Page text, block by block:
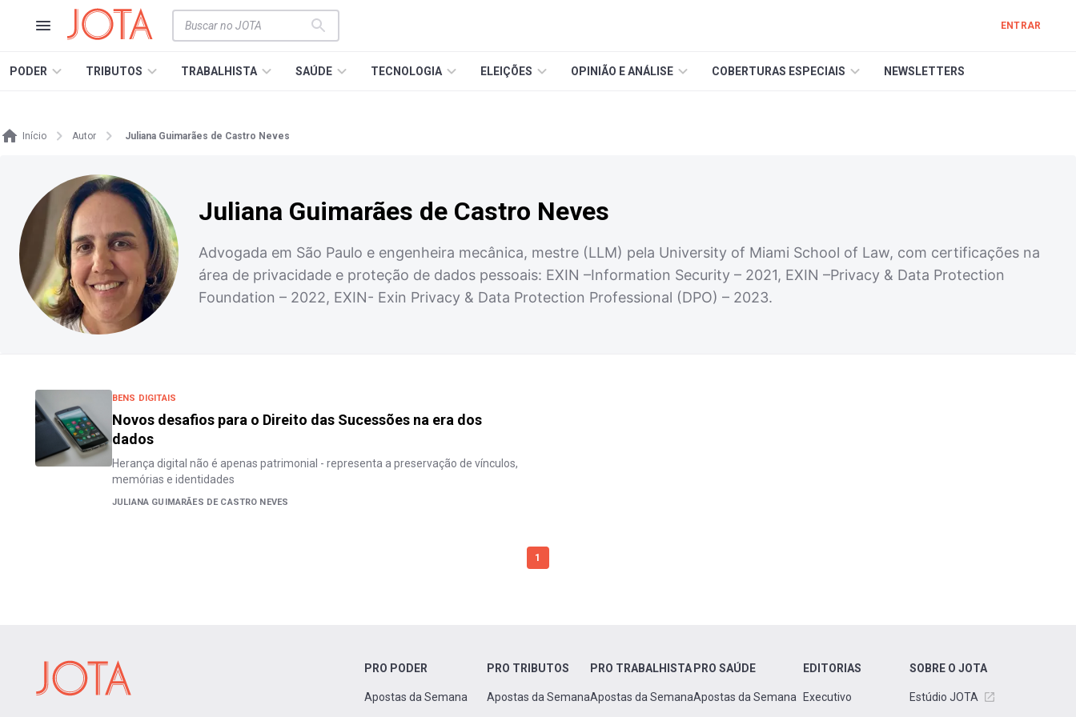
ENTRAR
PODER TRIBUTOS TRABALHISTA SAÚDE TECNOLOGIA ELEIÇÕES OPINIÃO E ANÁLISE COBERTURAS ESPECIAIS NEWSLETTERS
Início Autor Juliana Guimarães de Castro Neves
Juliana Guimarães de Castro Neves
Advogada em São Paulo e engenheira mecânica, mestre (LLM) pela University of Miami School of Law, com certificações na
área de privacidade e proteção de dados pessoais: EXIN –Information Security – 2021, EXIN –Privacy & Data Protection
Foundation – 2022, EXIN- Exin Privacy & Data Protection Professional (DPO) – 2023.
BENS DIGITAIS
Novos desafios para o Direito das Sucessões na era dos
dados
Herança digital não é apenas patrimonial - representa a preservação de vínculos,
memórias e identidades
JULIANA GUIMARÃES DE CASTRO NEVES
1
PRO PODER
Apostas da Semana
PRO TRIBUTOS
Apostas da Semana
PRO TRABALHISTA
Apostas da Semana
PRO SAÚDE
Apostas da Semana
EDITORIAS
Executivo
SOBRE O JOTA
Estúdio JOTA